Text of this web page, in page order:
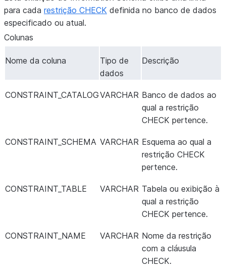
para cada restrição CHECK definida no banco de dados
especificado ou atual.
Colunas
Nome da coluna
Tipo de
dados
Descrição
CONSTRAINT_CATALOGVARCHAR Banco de dados ao
qual a restrição
CHECK pertence.
CONSTRAINT_SCHEMA VARCHAR Esquema ao qual a
restrição CHECK
pertence.
CONSTRAINT_TABLE VARCHAR Tabela ou exibição à
qual a restrição
CHECK pertence.
CONSTRAINT_NAME VARCHAR Nome da restrição
com a cláusula
CHECK.